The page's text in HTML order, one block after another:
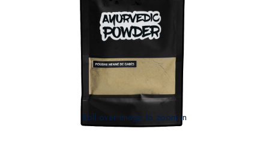
Roll over image to zoom in